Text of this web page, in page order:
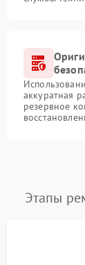
аккуратная
резервное
Этапы